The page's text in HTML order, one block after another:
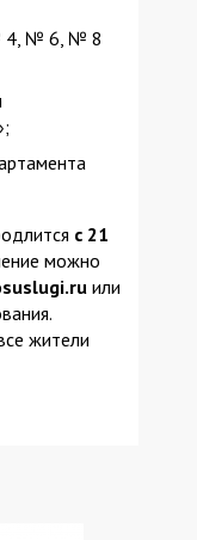
4, № 6, № 8
с 21
можно
или
жители